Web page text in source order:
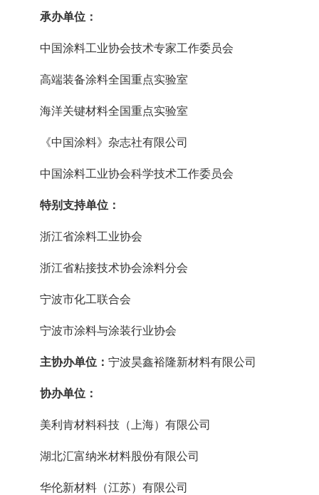
承办单位：
中国涂料工业协会技术专家工作委员会
高端装备涂料全国重点实验室
海洋关键材料全国重点实验室
《中国涂料》杂志社有限公司
中国涂料工业协会科学技术工作委员会
特别支持单位：
浙江省涂料工业协会
浙江省粘接技术协会涂料分会
宁波市化工联合会
宁波市涂料与涂装行业协会
主协办单位： 宁波昊鑫裕隆新材料有限公司
协办单位：
美利肯材料科技（上海）有限公司
湖北汇富纳米材料股份有限公司
华伦新材料（江苏）有限公司